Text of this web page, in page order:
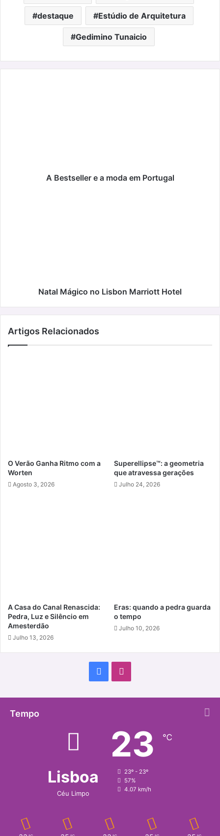
destaque Estúdio de Arquitetura
Gedimino Tunaicio
A Bestseller e a moda em Portugal
Natal Mágico no Lisbon Marriott Hotel
Artigos Relacionados
O Verão Ganha Ritmo com a
Worten
Agosto 3, 2026
Superellipse™: a geometria
que atravessa gerações
Julho 24, 2026
A Casa do Canal Renascida:
Pedra, Luz e Silêncio em
Amesterdão
Julho 13, 2026
Eras: quando a pedra guarda
o tempo
Julho 10, 2026
Facebook
Tempo
Lisboa
Céu Limpo
23 ℃
23º - 23º
57%
4.07 km/h